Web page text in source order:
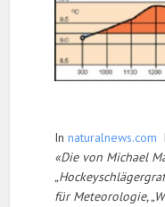
Innaturalnews.com
«Die von Michael
für Meteorologie,